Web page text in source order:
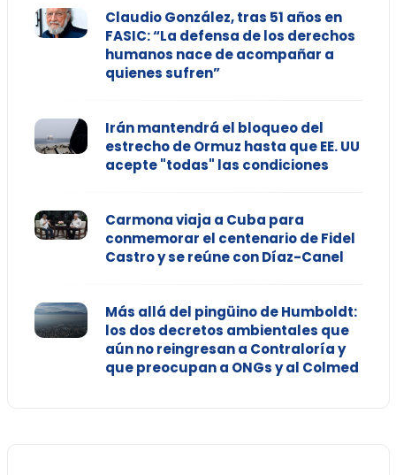
Claudio González, tras 51 años en
FASIC: “La defensa de los derechos
humanos nace de acompañar a
quienes sufren”
Irán mantendrá el bloqueo del
estrecho de Ormuz hasta que EE. UU
acepte "todas" las condiciones
Carmona viaja a Cuba para
conmemorar el centenario de Fidel
Castro y se reúne con Díaz-Canel
Más allá del pingüino de Humboldt:
los dos decretos ambientales que
aún no reingresan a Contraloría y
que preocupan a ONGs y al Colmed